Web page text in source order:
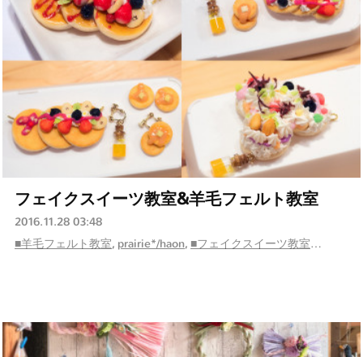
フェイクスイーツ教室&羊毛フェルト教室
2016.11.28 03:48
■羊毛フェルト教室 prairie*/haon ■フェイクスイーツ教室 nana